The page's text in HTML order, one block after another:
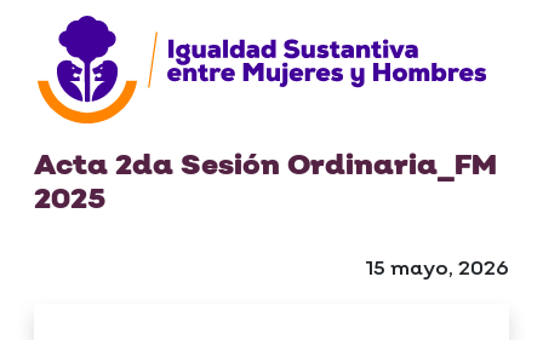
Acta 2da Sesión Ordinaria_FM
2025
15 mayo, 2026